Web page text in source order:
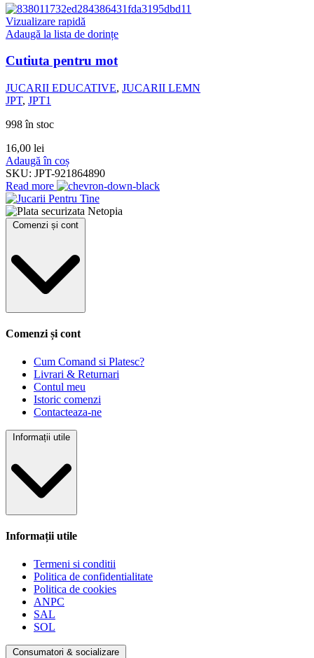
Vizualizare rapidă
Adaugă la lista de dorințe
Cutiuta pentru mot
JUCARII EDUCATIVE, JUCARII LEMN
JPT, JPT1
998 în stoc
16,00 lei
Adaugă în coș
SKU: JPT-921864890
Read more
Comenzi și cont
Comenzi și cont
Cum Comand si Platesc?
Livrari & Returnari
Contul meu
Istoric comenzi
Contacteaza-ne
Informații utile
Informații utile
Termeni si conditii
Politica de confidentialitate
Politica de cookies
ANPC
SAL
SOL
Consumatori & socializare